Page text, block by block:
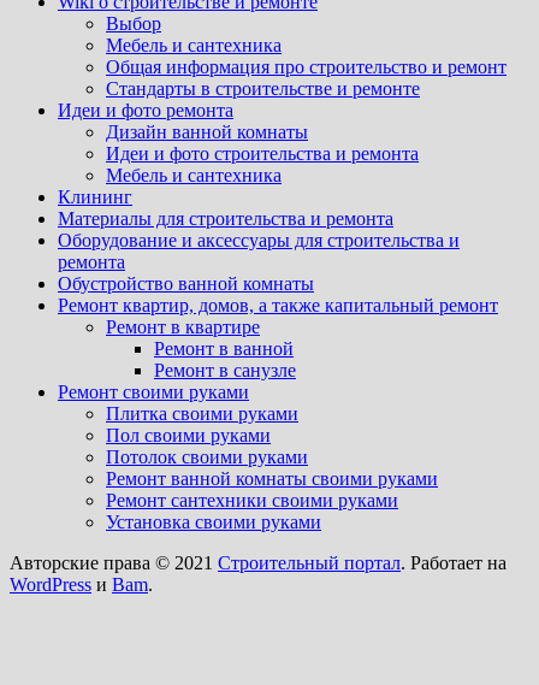
Выбор
Мебель и сантехника
Общая информация про строительство и ремонт
Стандарты в строительстве и ремонте
Идеи и фото ремонта
Дизайн ванной комнаты
Идеи и фото строительства и ремонта
Мебель и сантехника
Клининг
Материалы для строительства и ремонта
Оборудование и аксессуары для строительства и
ремонта
Обустройство ванной комнаты
Ремонт квартир, домов, а также капитальный ремонт
Ремонт в квартире
Ремонт в ванной
Ремонт в санузле
Ремонт своими руками
Плитка своими руками
Пол своими руками
Потолок своими руками
Ремонт ванной комнаты своими руками
Ремонт сантехники своими руками
Установка своими руками
Авторские права © 2021 Строительный портал. Работает на
WordPress и Bam.